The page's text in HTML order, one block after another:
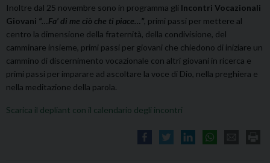
Inoltre dal 25 novembre sono in programma gli Incontri Vocazionali
Giovani “…Fa’ di me ciò che ti piace…” , primi passi per mettere al
centro la dimensione della fraternità, della condivisione, del
camminare insieme, primi passi per giovani che chiedono di iniziare un
cammino di discernimento vocazionale con altri giovani in ricerca e
primi passi per imparare ad ascoltare la voce di Dio, nella preghiera e
nella meditazione della parola.
Scarica il depliant con il calendario degli incontri